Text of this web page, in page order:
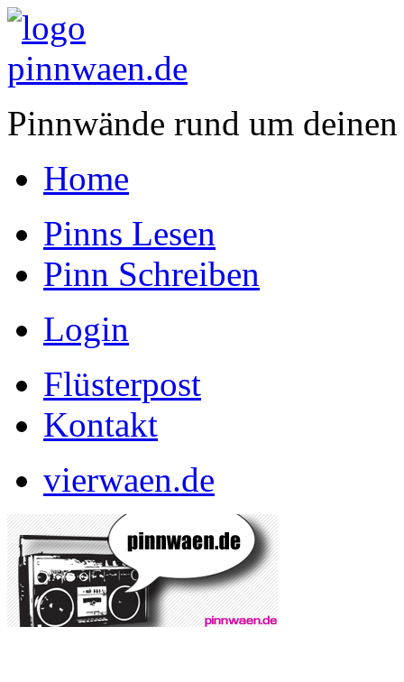
Pinnwände rund um
Home
Pinns Lesen
Pinn Schreiben
Login
Flüsterpost
Kontakt
vierwaen.de